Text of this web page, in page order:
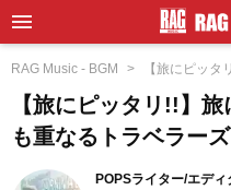
RAG Music - BGM 【旅にピッタ
【旅にピッタリ!!】
も重なるトラベラー
POPSライター/エディ